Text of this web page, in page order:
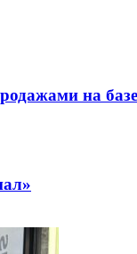
на